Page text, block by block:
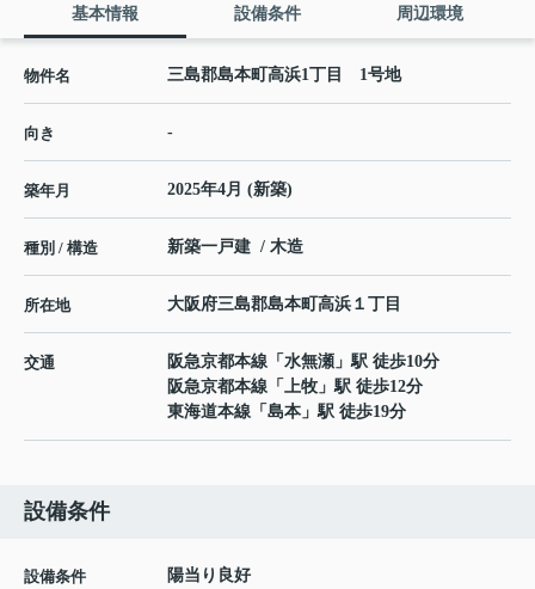
基本情報 設備条件 周辺環境
物件名 三島郡島本町高浜1丁目 1号地
向き -
築年月 2025年4月 (新築)
種別 / 構造 新築一戸建 / 木造
所在地 大阪府三島郡島本町 高浜 １丁目
交通 阪急京都本線 「 水無瀬 」駅 徒歩10分
阪急京都本線 「 上牧 」駅 徒歩12分
東海道本線 「 島本 」駅 徒歩19分
設備条件
設備条件
陽当り良好